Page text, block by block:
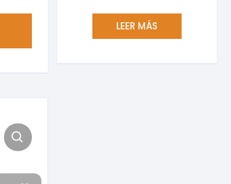
LEER MÁS